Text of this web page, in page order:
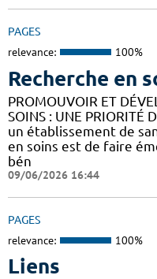
PAGES
relevance: 100%
Recherche en
PROMOUVOIR ET
SOINS : UNE PRIORITÉ
un établissement de
en soins est de faire
bén
09/06/2026 16:44
PAGES
relevance: 100%
Liens